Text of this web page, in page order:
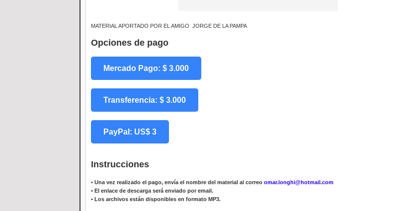
MATERIAL APORTADO POR EL AMIGO JORGE DE LA PAMPA
Opciones de pago
Mercado Pago: $ 3.000
Transferencia: $ 3.000
PayPal: US$ 3
Instrucciones
• Una vez realizado el pago, envía el nombre del material al correo omar.longhi@hotmail.com
• El enlace de descarga será enviado por email.
• Los archivos están disponibles en formato MP3.